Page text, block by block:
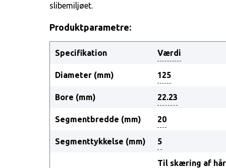
slibemiljøet.
Produktparametre:
Specifikation Værdi
Diameter (mm) 125
Bore (mm) 22.23
Segmentbredde (mm) 20
Segmenttykkelse (mm) 5
Til skæring af